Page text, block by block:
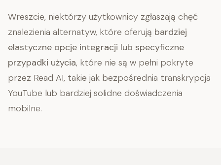
Wreszcie, niektórzy użytkownicy zgłaszają chęć
znalezienia alternatyw, które oferują bardziej
elastyczne opcje integracji lub specyficzne
przypadki użycia, które nie są w pełni pokryte
przez Read AI, takie jak bezpośrednia transkrypcja
YouTube lub bardziej solidne doświadczenia
mobilne.